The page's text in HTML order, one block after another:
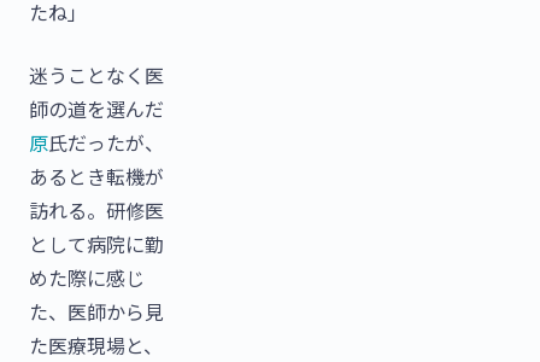
たね」
迷うことなく医
師の道を選んだ
原氏だったが、
あるとき転機が
訪れる。研修医
として病院に勤
めた際に感じ
た、医師から見
た医療現場と、